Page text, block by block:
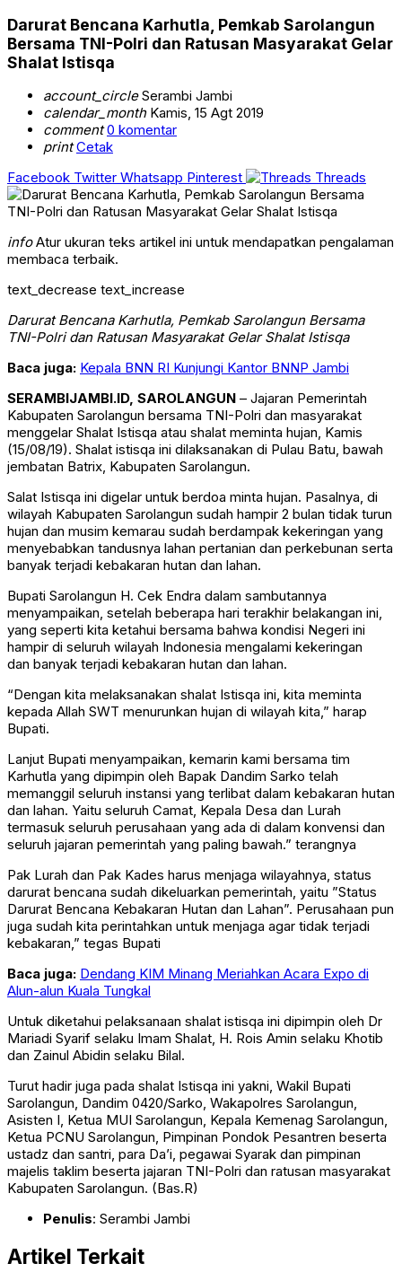
Darurat Bencana Karhutla, Pemkab Sarolangun
Bersama TNI-Polri dan Ratusan Masyarakat Gelar
Shalat Istisqa
account_circleSerambi Jambi
calendar_monthKamis, 15 Agt 2019
comment 0 komentar
print Cetak
Facebook Twitter Whatsapp Pinterest Threads
infoAtur ukuran teks artikel ini untuk mendapatkan pengalaman
membaca terbaik.
text_decrease text_increase
Darurat Bencana Karhutla, Pemkab Sarolangun Bersama
TNI-Polri dan Ratusan Masyarakat Gelar Shalat Istisqa
Baca juga: Kepala BNN RI Kunjungi Kantor BNNP Jambi
SERAMBIJAMBI.ID, SAROLANGUN – Jajaran Pemerintah
Kabupaten Sarolangun bersama TNI-Polri dan masyarakat
menggelar Shalat Istisqa atau shalat meminta hujan, Kamis
(15/08/19). Shalat istisqa ini dilaksanakan di Pulau Batu, bawah
jembatan Batrix, Kabupaten Sarolangun.
Salat Istisqa ini digelar untuk berdoa minta hujan. Pasalnya, di
wilayah Kabupaten Sarolangun sudah hampir 2 bulan tidak turun
hujan dan musim kemarau sudah berdampak kekeringan yang
menyebabkan tandusnya lahan pertanian dan perkebunan serta
banyak terjadi kebakaran hutan dan lahan.
Bupati Sarolangun H. Cek Endra dalam sambutannya
menyampaikan, setelah beberapa hari terakhir belakangan ini,
yang seperti kita ketahui bersama bahwa kondisi Negeri ini
hampir di seluruh wilayah Indonesia mengalami kekeringan
dan banyak terjadi kebakaran hutan dan lahan.
“Dengan kita melaksanakan shalat Istisqa ini, kita meminta
kepada Allah SWT menurunkan hujan di wilayah kita,” harap
Bupati.
Lanjut Bupati menyampaikan, kemarin kami bersama tim
Karhutla yang dipimpin oleh Bapak Dandim Sarko telah
memanggil seluruh instansi yang terlibat dalam kebakaran hutan
dan lahan. Yaitu seluruh Camat, Kepala Desa dan Lurah
termasuk seluruh perusahaan yang ada di dalam konvensi dan
seluruh jajaran pemerintah yang paling bawah.” terangnya
Pak Lurah dan Pak Kades harus menjaga wilayahnya, status
darurat bencana sudah dikeluarkan pemerintah, yaitu ”Status
Darurat Bencana Kebakaran Hutan dan Lahan”. Perusahaan pun
juga sudah kita perintahkan untuk menjaga agar tidak terjadi
kebakaran,” tegas Bupati
Baca juga: Dendang KIM Minang Meriahkan Acara Expo di
Alun-alun Kuala Tungkal
Untuk diketahui pelaksanaan shalat istisqa ini dipimpin oleh Dr
Mariadi Syarif selaku Imam Shalat, H. Rois Amin selaku Khotib
dan Zainul Abidin selaku Bilal.
Turut hadir juga pada shalat Istisqa ini yakni, Wakil Bupati
Sarolangun, Dandim 0420/Sarko, Wakapolres Sarolangun,
Asisten I, Ketua MUI Sarolangun, Kepala Kemenag Sarolangun,
Ketua PCNU Sarolangun, Pimpinan Pondok Pesantren beserta
ustadz dan santri, para Da’i, pegawai Syarak dan pimpinan
majelis taklim beserta jajaran TNI-Polri dan ratusan masyarakat
Kabupaten Sarolangun. (Bas.R)
Penulis: Serambi Jambi
Artikel Terkait